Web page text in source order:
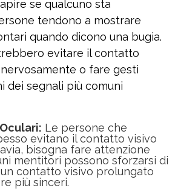
se qualcuno sta
tendono a mostrare
quando dicono una bugia.
evitare il contatto
o fare gesti
dei segnali più comuni
Le persone che
evitano il contatto visivo
bisogna fare attenzione
mentitori possono sforzarsi di
contatto visivo prolungato
più sinceri.